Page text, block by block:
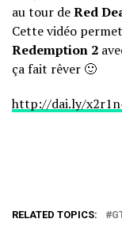
au tour deRed
Cette vidéo
Redemption 2
ça fait rêver 🙂
http://dai.ly/
RELATED TOPICS: